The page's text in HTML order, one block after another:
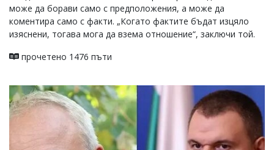
може да борави само с предположения, а може да
коментира само с факти. „Когато фактите бъдат изцяло
изяснени, тогава мога да взема отношение“, заключи той.
прочетено 1476 пъти